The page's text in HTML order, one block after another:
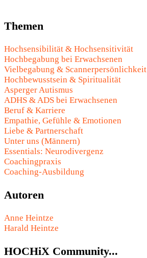
Themen
Hochsensibilität & Hochsensitivität
Hochbegabung bei Erwachsenen
Vielbegabung & Scannerpersönlichkeit
Hochbewusstsein & Spiritualität
Asperger Autismus
ADHS & ADS bei Erwachsenen
Beruf & Karriere
Empathie, Gefühle & Emotionen
Liebe & Partnerschaft
Unter uns (Männern)
Essentials: Neurodivergenz
Coachingpraxis
Coaching-Ausbildung
Autoren
Anne Heintze
Harald Heintze
HOCHiX Community...